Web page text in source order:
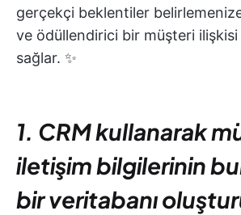
gerçekçi beklentiler
ve ödüllendirici bir müşteri ilişkisi
sağlar. ✨
1. CRM kullanarak
iletişim bilgilerinin
bir veritabanı